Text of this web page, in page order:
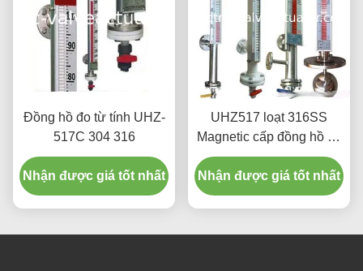
Đồng hồ đo từ tính UHZ-
517C 304 316
Nhận được giá tốt nhất
UHZ517 loạt 316SS
Magnetic cấp đồng hồ đo
chống ăn mòn loại mà
không Blind Area
Nhận được giá tốt nhất